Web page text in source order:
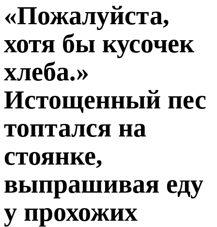
«Пожалуйста,
хотя бы кусочек
хлеба.»
Истощенный пес
топтался на
стоянке,
выпрашивая еду
у прохожих